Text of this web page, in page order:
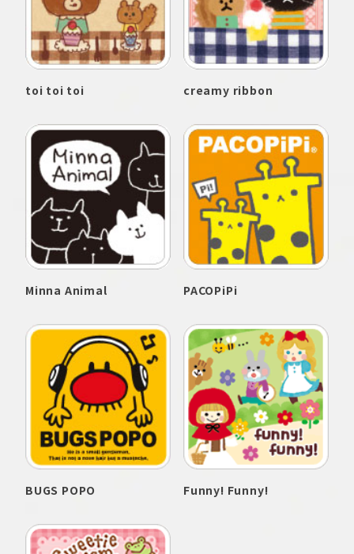
toi toi toi creamy ribbon
Minna Animal PACOPiPi
BUGS POPO Funny! Funny!